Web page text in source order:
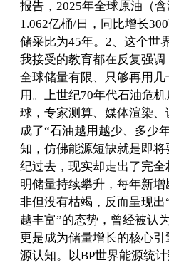
报告，2025年全球原油（
1.062亿桶/日，同比增长
储采比为45年。2、这个世
我接受的教育都在反复强调
全球储量有限、只够再用
用。上世纪70年代石油危
球，专家测算、媒体渲染
成了“石油越用越少、多少
知，仿佛能源短缺就是即
纪过去，现实却走出了完
明储量持续攀升，每年新
非但没有枯竭，反而呈现
越丰富”的态势，曾经被认
更是成为储量增长的核心
源认知。以BP世界能源统